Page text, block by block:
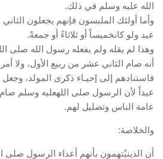
الله عليه وسلم في ذلك.
وأما أولئك الملبسون فإنهم يجعلون
عيد ولو كانخميساً أو ثلاثاءً أو جمعةً.
وهذا لم يقله ولم يفعله رسول الله صلى
أنه صام الثاني عشر من ربيع الأول، ولا
فاستنادهم إلى إحيـاء ذكرى المولد،
عيداً لأن الرسول صلى اللهعليه وسلم صام
عامة الناس وتضليل لهم.
والخلاصة:
أن الذينيُتهمون بأنهم أعداء الرسول صلى